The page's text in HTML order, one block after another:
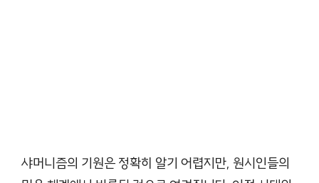
샤머니즘의 기원은 정확히 알기 어렵지만, 원시인들의